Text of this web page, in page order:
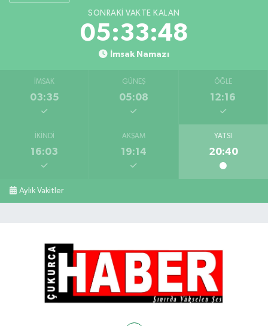
SONRAKI VAKTE KALAN
05:33:48
İmsak Namazı
İMSAK
03:35
GÜNEŞ
05:08
ÖĞLE
12:16
İKINDI
16:03
AKŞAM
19:14
YATSI
20:40
Aylık Vakitler